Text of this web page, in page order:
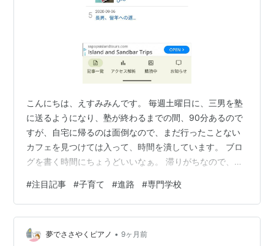
こんにちは、えすみみんです。 毎週土曜日に、三男を塾
に送るようになり、塾が終わるまでの間、90分あるので
すが、自宅に帰るのは面倒なので、まだ行ったことない
カフェを見つけては入って、時間を潰しています。 ブロ
グを書く時間にちょうどいいなぁ。 滞りがちなので、こ
思ってます😁 夏休みのハワイの話を書き終え、ハワイの
金額の話も書きたいところだけど、他にもまだいろんな
行事ごとがあったのですが、なんとなく気になった注目
記事の話。 スマホでブログを見てると、下の方に注目記
#注目記事 #子育て #進路 #専門学校
夢でささやくピアノ • 9ヶ月前